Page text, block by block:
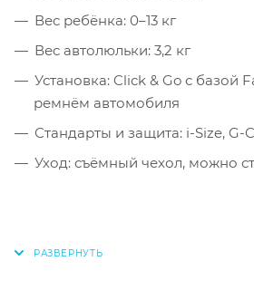
Вес ребёнка: 0–13 кг
Вес автолюльки: 3,2 кг
Установка: Click & Go с базой
ремнём автомобиля
Стандарты и защита: i-Size, G-
Уход: съёмный чехол, можно